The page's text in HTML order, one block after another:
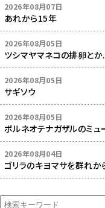
2026年08月07日
あれから15年
2026年08月05日
ツシマヤマネコの排卵とか
2026年08月05日
サギソウ
2026年08月05日
ボルネオテナガザルのミュ
2026年08月04日
ゴリラのキヨマサを群れか